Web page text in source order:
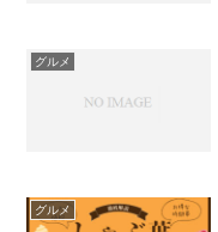
グルメ
グルメ